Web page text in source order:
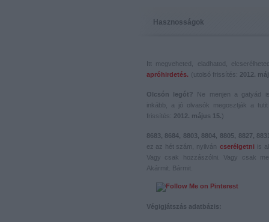
Hasznosságok
Itt megveheted, eladhatod,
apróhirdetés. (utolsó frissítés: 2012.
Olcsón legót? Ne menjen a gatyád
inkább, a jó olvasók megosztják a
frissítés: 2012. május 15.)
8683, 8684, 8803, 8804, 8805, 8827, 8831
ez az hét szám, nyilván
cserélgetni
is
Vagy csak hozzászólni. Vagy csak
Akármit. Bármit.
Végigjátszás adatbázis: